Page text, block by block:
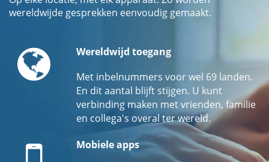
wereldwijde gesprekken eenvoudig gemaakt.
GlobeWereldwijd toegang
Met inbelnummers voor wel 69 landen.
En dit aantal blijft stijgen. U kunt
verbinding maken met vrienden, familie
en collega's overal ter wereld.
Mobile
Mobiele apps